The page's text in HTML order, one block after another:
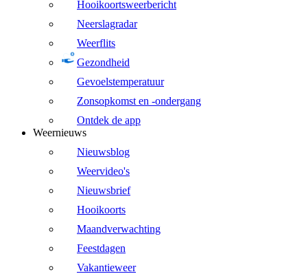
Hooikoortsweerbericht
Neerslagradar
Weerflits
Gezondheid
Gevoelstemperatuur
Zonsopkomst en -ondergang
Ontdek de app
Weernieuws
Nieuwsblog
Weervideo's
Nieuwsbrief
Hooikoorts
Maandverwachting
Feestdagen
Vakantieweer